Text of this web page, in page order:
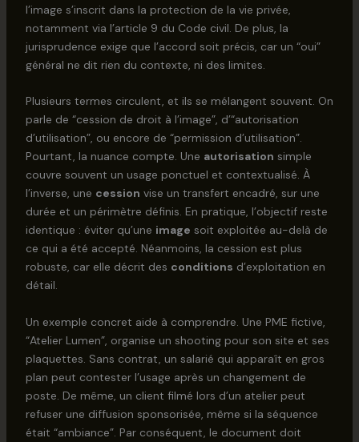
l’image s’inscrit dans la protection de la vie privée,
notamment via l’article 9 du Code civil. De plus, la
jurisprudence exige que l’accord soit précis, car un “oui”
général ne dit rien du contexte, ni des limites.
Plusieurs termes circulent, et ils se mélangent souvent. On
parle de “cession de droit à l’image”, d’“autorisation
d’utilisation”, ou encore de “permission d’utilisation”.
Pourtant, la nuance compte. Une autorisation simple
couvre souvent un usage ponctuel et contextualisé. À
l’inverse, une cession vise un transfert encadré, sur une
durée et un périmètre définis. En pratique, l’objectif reste
identique : éviter qu’une image soit exploitée au-delà de
ce qui a été accepté. Néanmoins, la cession est plus
robuste, car elle décrit des conditions d’exploitation en
détail.
Un exemple concret aide à comprendre. Une PME fictive,
“Atelier Lumen”, organise un shooting pour son site et ses
plaquettes. Sans contrat, un salarié qui apparaît en gros
plan peut contester l’usage après un changement de
poste. De même, un client filmé lors d’un atelier peut
refuser une diffusion sponsorisée, même si la séquence
était “ambiance”. Par conséquent, le document doit